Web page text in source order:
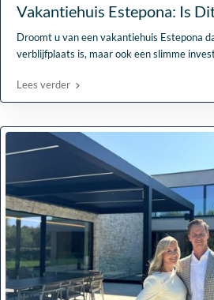
Vakantiehuis Estepona: Is
Droomt u van een vakantiehuis Estepona
verblijfplaats is, maar ook een slimme
Lees verder